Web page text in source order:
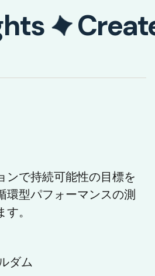
ンで持続可能性の目標を
環型パフォーマンスの測
。
ダム